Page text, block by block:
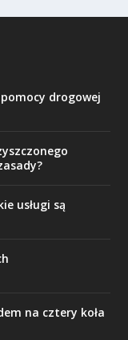
drogowej
usługi są
na cztery koła